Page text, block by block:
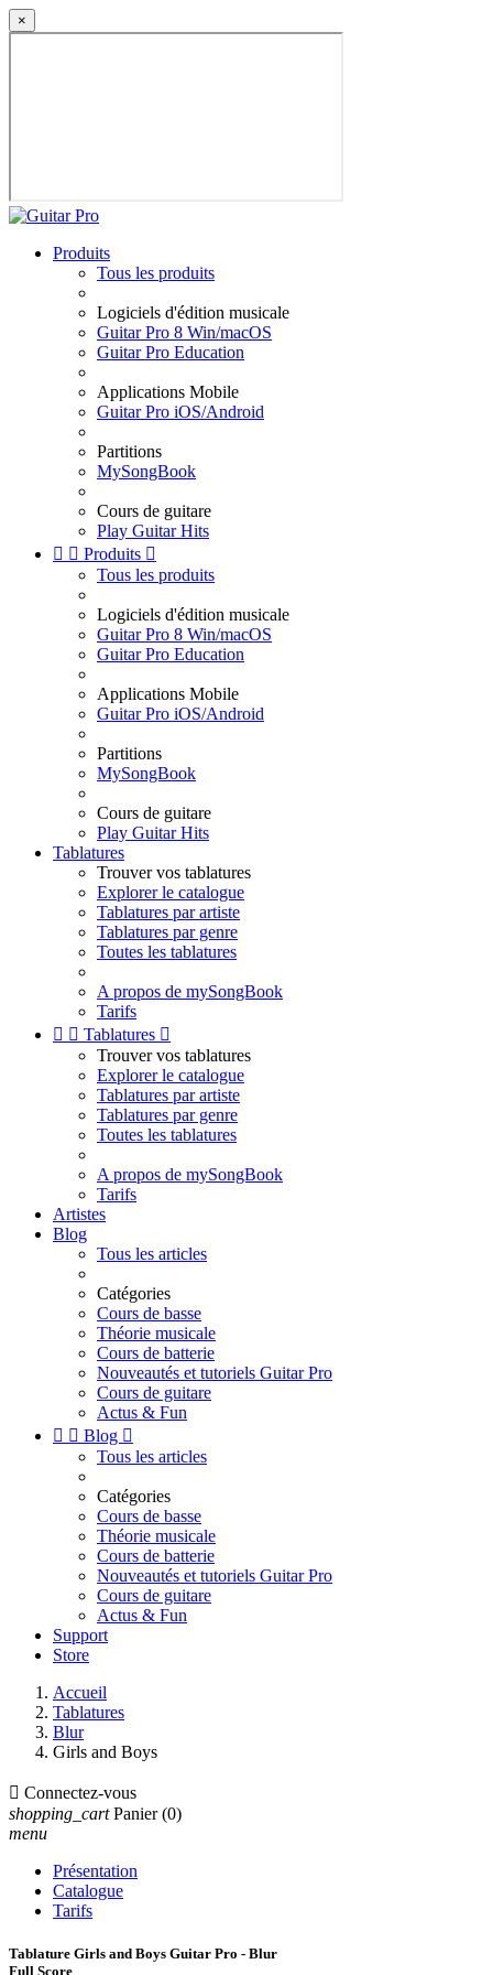
×
Produits
Tous les produits
Logiciels d'édition musicale
Guitar Pro 8 Win/macOS
Guitar Pro Education
Applications Mobile
Guitar Pro iOS/Android
Partitions
MySongBook
Cours de guitare
Play Guitar Hits
  Produits 
Tous les produits
Logiciels d'édition musicale
Guitar Pro 8 Win/macOS
Guitar Pro Education
Applications Mobile
Guitar Pro iOS/Android
Partitions
MySongBook
Cours de guitare
Play Guitar Hits
Tablatures
Trouver vos tablatures
Explorer le catalogue
Tablatures par artiste
Tablatures par genre
Toutes les tablatures
A propos de mySongBook
Tarifs
  Tablatures 
Trouver vos tablatures
Explorer le catalogue
Tablatures par artiste
Tablatures par genre
Toutes les tablatures
A propos de mySongBook
Tarifs
Artistes
Blog
Tous les articles
Catégories
Cours de basse
Théorie musicale
Cours de batterie
Nouveautés et tutoriels Guitar Pro
Cours de guitare
Actus & Fun
  Blog 
Tous les articles
Catégories
Cours de basse
Théorie musicale
Cours de batterie
Nouveautés et tutoriels Guitar Pro
Cours de guitare
Actus & Fun
Support
Store
Accueil
Tablatures
Blur
Girls and Boys
 Connectez-vous
shopping_cart Panier (0)
menu
Présentation
Catalogue
Tarifs
Tablature Girls and Boys Guitar Pro - Blur
Full Score